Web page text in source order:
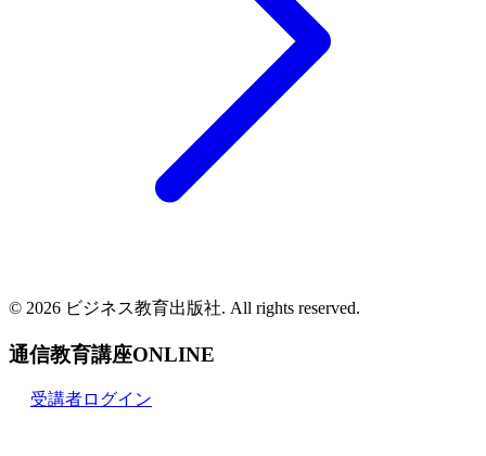
© 2026 ビジネス教育出版社. All rights reserved.
通信教育講座ONLINE
受講者ログイン